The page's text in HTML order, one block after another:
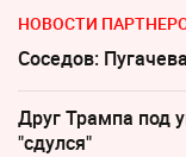
НОВОСТИ
Соседов:
Друг Трампа под
"сдулся"